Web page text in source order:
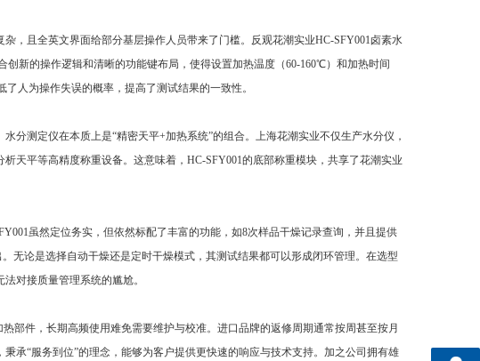
，且全英文界面给部分基层操作人员带来了门槛。反观花潮实业HC-SFY001卤素水
新的操作逻辑和清晰的功能键布局，使得设置加热温度（60-160℃）和加热时间
了人为操作失误的概率，提高了测试结果的一致性。
分测定仪在本质上是“精密天平+加热系统”的组合。上海花潮实业不仅生产水分仪，
天平等高精度称重设备。这意味着，HC-SFY001的底部称重模块，共享了花潮实业
虽然定位务实，但依然标配了丰富的功能，如8次样品干燥记录查询，并且提供
无论是选择自动干燥还是定时干燥模式，其测试结果都可以形成闭环管理。在选型
对接质量管理系统的尴尬。
部件，长期高频使用难免需要维护与校准。进口品牌的返修周期通常按周甚至按月
承“服务到位”的理念，能够为客户提供更快速的响应与技术支持。加之公司拥有雄